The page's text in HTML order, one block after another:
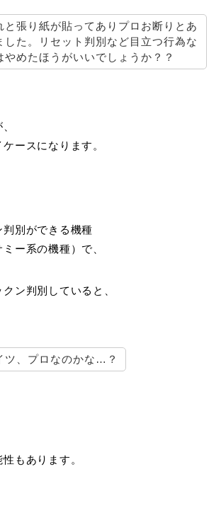
と張り紙が貼ってありプロお断りとあ
した。リセット判別など目立つ行為な
やめたほうがいいでしょうか？？
ースになります。
別ができる機種
ミー系の機種）で、
ン判別していると、
ツ、プロなのかな…？
もあります。